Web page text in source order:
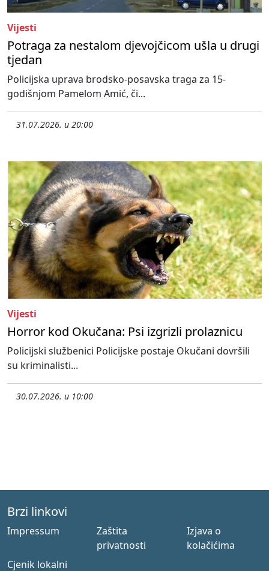
Vijesti
Potraga za nestalom djevojčicom ušla u drugi
tjedan
Policijska uprava brodsko-posavska traga za 15-
godišnjom Pamelom Amić, či...
31.07.2026. u 20:00
Vijesti
Horror kod Okučana: Psi izgrizli prolaznicu
Policijski službenici Policijske postaje Okučani dovršili
su kriminalisti...
30.07.2026. u 10:00
Brzi linkovi
Impressum
Zaštita
privatnosti
Izjava o
kolačićima
Cjenik lokalni